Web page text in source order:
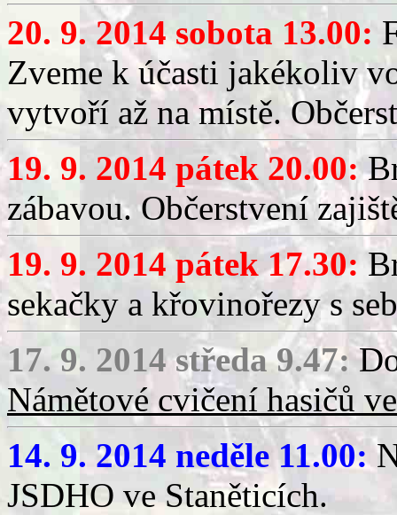
20. 9. 2014 sobota 13.00:
Zveme k účasti jakékoliv
vytvoří až na místě.
19. 9. 2014 pátek 20.00:
zábavou. Občerstvení
19. 9. 2014 pátek 17.30:
sekačky a křovinořezy s
17. 9. 2014 středa 9.47:
Námětové cvičení hasičů
14. 9. 2014 neděle 11.00:
JSDHO ve Staněticích.